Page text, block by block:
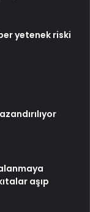
yetenek riski
aşıp